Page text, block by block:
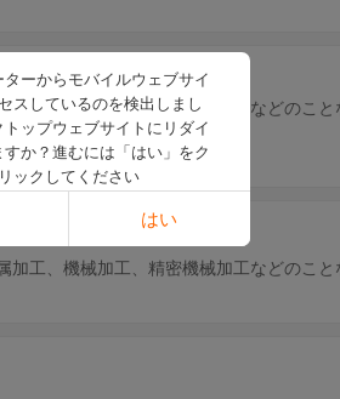
工、機械加工、精密機械加工などのこと
工、機械加工、精密機械加工などのこと
ターからモバイルウェブサイ
スしているのを検出しまし
ップウェブサイトにリダイ
すか？進むには「はい」をク
リックしてください
はい